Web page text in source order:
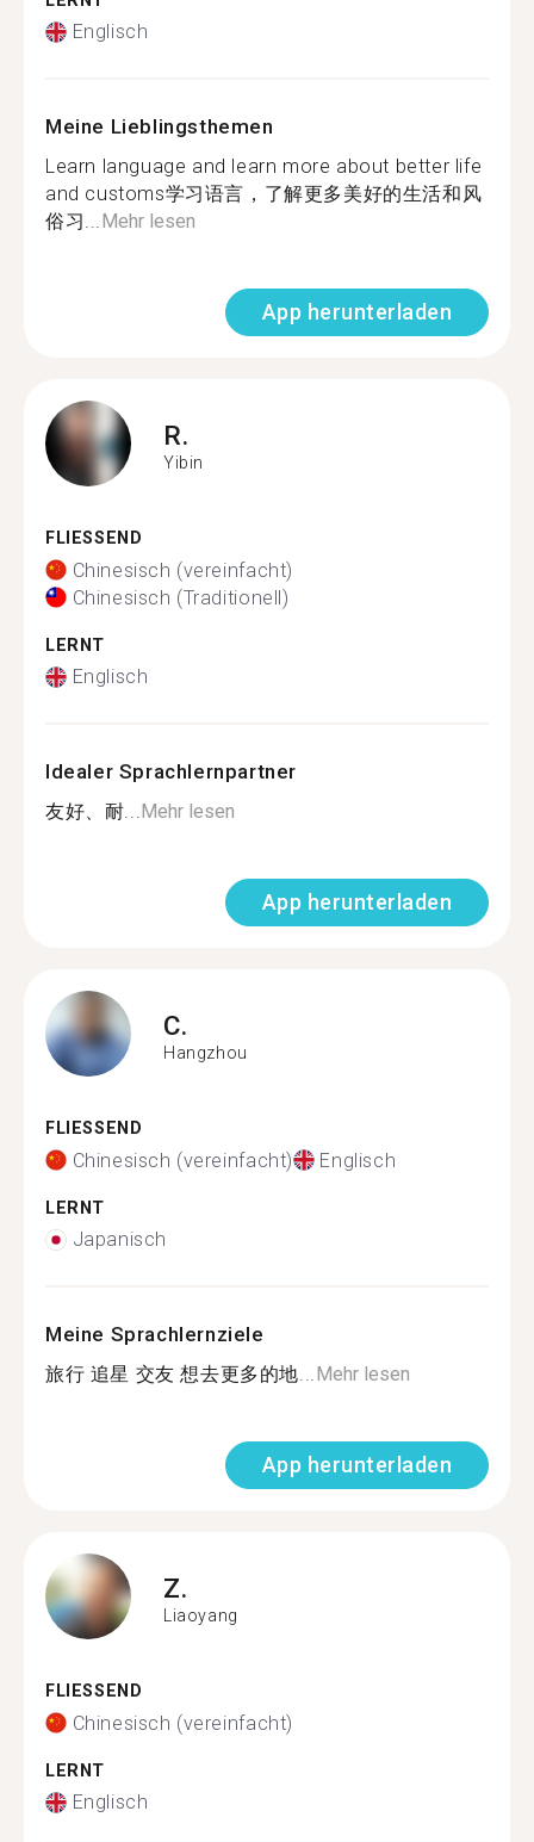
Englisch
Meine Lieblingsthemen
Learn language and learn more about better life
and customs学习语言，了解更多美好的生活和风
俗习...Mehr lesen
App herunterladen
R.
Yibin
FLIESSEND
Chinesisch (vereinfacht)
Chinesisch (Traditionell)
LERNT
Englisch
Idealer Sprachlernpartner
友好、耐...Mehr lesen
App herunterladen
C.
Hangzhou
FLIESSEND
Chinesisch (vereinfacht) Englisch
LERNT
Japanisch
Meine Sprachlernziele
旅行 追星 交友 想去更多的地...Mehr lesen
App herunterladen
Z.
Liaoyang
FLIESSEND
Chinesisch (vereinfacht)
LERNT
Englisch